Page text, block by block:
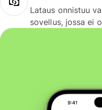
Lataus onnistuu
sovellus, jossa ei